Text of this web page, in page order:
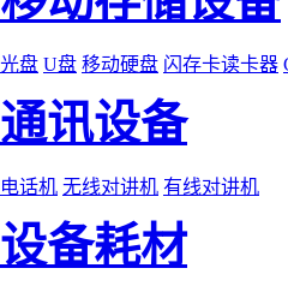
光盘 U盘 移动硬盘 闪存卡读卡器
通讯设备
电话机 无线对讲机 有线对讲机
设备耗材